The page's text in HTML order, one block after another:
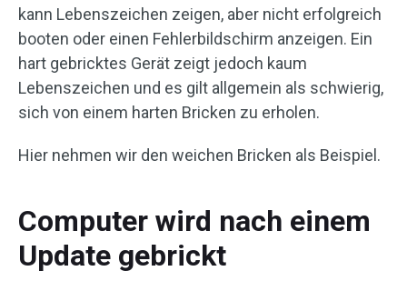
kann Lebenszeichen zeigen, aber nicht erfolgreich
booten oder einen Fehlerbildschirm anzeigen. Ein
hart gebricktes Gerät zeigt jedoch kaum
Lebenszeichen und es gilt allgemein als schwierig,
sich von einem harten Bricken zu erholen.
Hier nehmen wir den weichen Bricken als Beispiel.
Computer wird nach einem
Update gebrickt